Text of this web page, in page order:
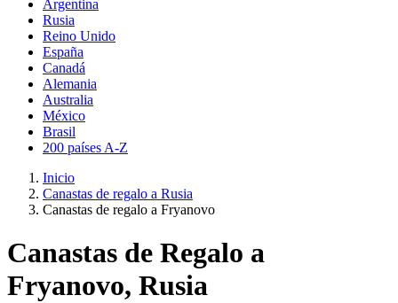
Argentina
Rusia
Reino Unido
España
Canadá
Alemania
Australia
México
Brasil
200 países A-Z
Inicio
Canastas de regalo a Rusia
Canastas de regalo a Fryanovo
Canastas de Regalo a
Fryanovo, Rusia